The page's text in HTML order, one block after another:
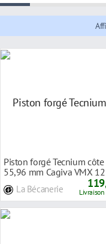
Piston forgé Tecnium
55,96 mm Cagiva VMX
La Bécanerie